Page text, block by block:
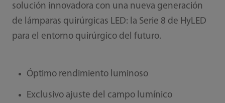
solución innovadora con una nueva generación
de lámparas quirúrgicas LED: la Serie 8 de HyLED
para el entorno quirúrgico del futuro.
Óptimo rendimiento luminoso
Exclusivo ajuste del campo lumínico